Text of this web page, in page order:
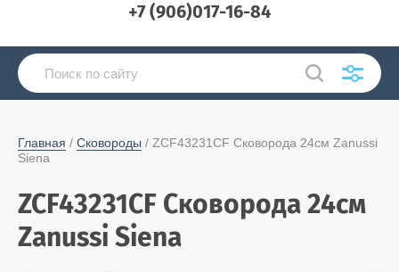
+7 (906)017-16-84
Главная / Сковороды / ZCF43231CF Сковорода 24см Zanussi
Siena
ZCF43231CF Сковорода 24см
Zanussi Siena